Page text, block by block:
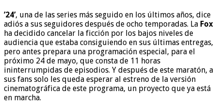
’24’, una de las series más seguido en los últimos años, dice
adiós a sus seguidores después de ocho temporadas. La Fox
ha decidido cancelar la ficción por los bajos niveles de
audiencia que estaba consiguiendo en sus últimas entregas,
pero antes prepara una programación especial, para el
próximo 24 de mayo, que consta de 11 horas
ininterrumpidas de episodios. Y después de este maratón, a
sus fans solo les queda esperar al estreno de la versión
cinematográfica de este programa, un proyecto que ya está
en marcha.